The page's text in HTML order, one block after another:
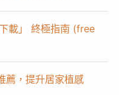
載」 終極指南 (free
薦，提升居家植感